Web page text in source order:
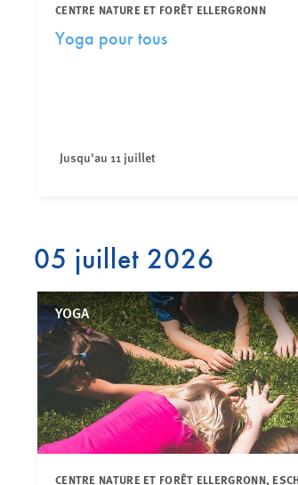
CENTRE NATURE ET FORÊT ELLERGRONN
Yoga pour tous
Jusqu'au 11 juillet
05 juillet 2026
YOGA
CENTRE NATURE ET FORÊT ELLERGRONN,